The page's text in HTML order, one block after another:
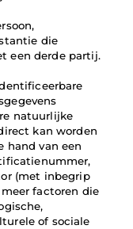
die
een derde partij.
natuurlijke
kan worden
hand van een
(met inbegrip
factoren die
of sociale